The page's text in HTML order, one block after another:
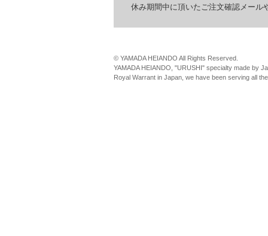
休み期間中に頂いたご注文確認メール
© YAMADA HEIANDO All Rights Reserved.
YAMADA HEIANDO, "URUSHI" specialty made by
Royal Warrant in Japan, we have been serving all